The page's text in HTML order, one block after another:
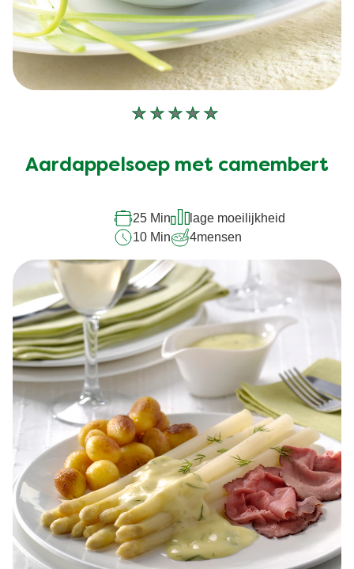
Geen
voor
Aardappelsoep met camembert
25 Min
lage moeilijkheid
10 Min
4mensen